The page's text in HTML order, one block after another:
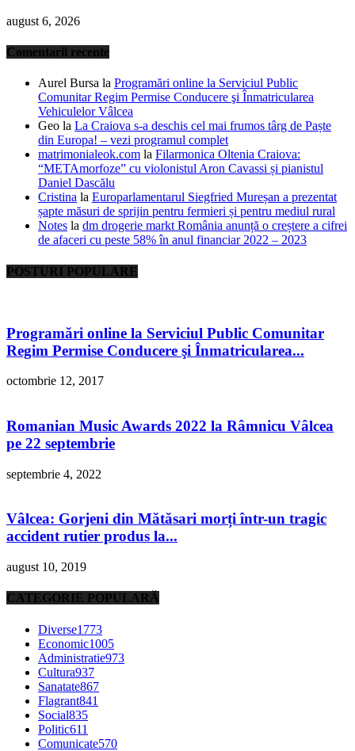
august 6, 2026
Comentarii recente
Aurel Bursa la Programări online la Serviciul Public
Comunitar Regim Permise Conducere şi Înmatricularea
Vehiculelor Vâlcea
Geo la La Craiova s-a deschis cel mai frumos târg de Paște
din Europa! – vezi programul complet
matrimonialeok.com la Filarmonica Oltenia Craiova:
“METAmorfoze” cu violonistul Aron Cavassi și pianistul
Daniel Dascălu
Cristina la Europarlamentarul Siegfried Mureșan a prezentat
șapte măsuri de sprijin pentru fermieri și pentru mediul rural
Notes la dm drogerie markt România anunță o creștere a cifrei
de afaceri cu peste 58% în anul financiar 2022 – 2023
POSTURI POPULARE
Programări online la Serviciul Public Comunitar
Regim Permise Conducere şi Înmatricularea...
octombrie 12, 2017
Romanian Music Awards 2022 la Râmnicu Vâlcea
pe 22 septembrie
septembrie 4, 2022
Vâlcea: Gorjeni din Mătăsari morți într-un tragic
accident rutier produs la...
august 10, 2019
CATEGORIE POPULARĂ
Diverse1773
Economic1005
Administratie973
Cultura937
Sanatate867
Flagrant841
Social835
Politic611
Comunicate570